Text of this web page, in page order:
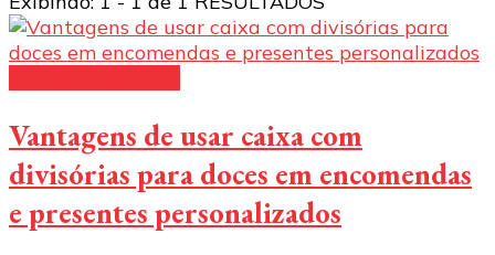
Vantagens de usar caixa com
divisórias para doces em encomendas
e presentes personalizados